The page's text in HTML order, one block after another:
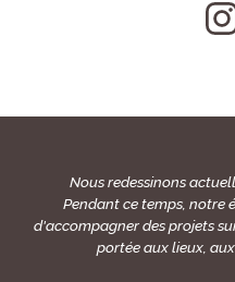
Nous redessinons
Pendant ce temps, notre
d'accompagner des projets
portée aux lieux,